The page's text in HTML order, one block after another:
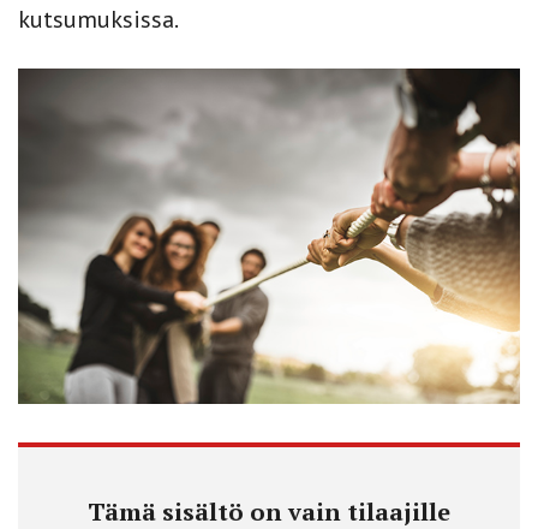
kutsumuksissa.
Tämä sisältö on vain tilaajille